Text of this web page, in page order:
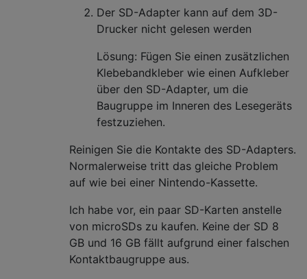
Der SD-Adapter kann auf dem 3D-
Drucker nicht gelesen werden
Lösung: Fügen Sie einen zusätzlichen
Klebebandkleber wie einen Aufkleber
über den SD-Adapter, um die
Baugruppe im Inneren des Lesegeräts
festzuziehen.
Reinigen Sie die Kontakte des SD-Adapters.
Normalerweise tritt das gleiche Problem
auf wie bei einer Nintendo-Kassette.
Ich habe vor, ein paar SD-Karten anstelle
von microSDs zu kaufen. Keine der SD 8
GB und 16 GB fällt aufgrund einer falschen
Kontaktbaugruppe aus.